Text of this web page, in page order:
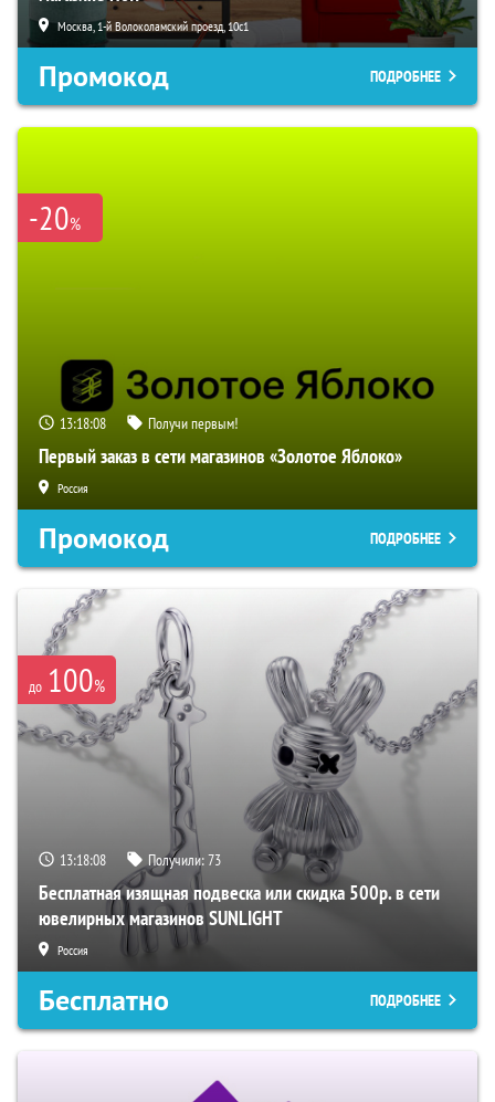
Москва, 1-й Волоколамский проезд, 10с1
Промокод ПОДРОБНЕЕ
-20%
13:18:06 Получи первым!
Первый заказ в сети магазинов «Золотое Яблоко»
Россия
Промокод ПОДРОБНЕЕ
до 100%
13:18:06 Получили:73
Бесплатная изящная подвеска или скидка 500р. в сети
ювелирных магазинов SUNLIGHT
Россия
Бесплатно ПОДРОБНЕЕ